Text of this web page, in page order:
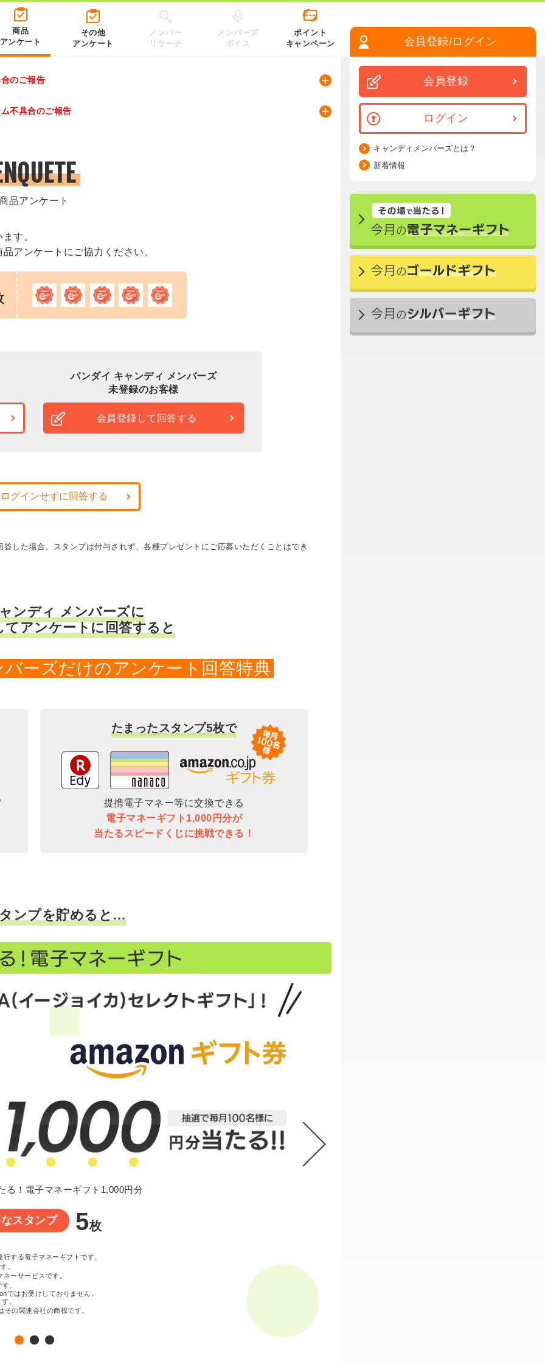
商品
アンケート
その他
アンケート
メンバー
リサーチ
メンバーズ
ボイス
ポイント
キャンペーン
のご報告
不具合のご報告
品アンケート
す。
アンケートにご協力ください。
バンダイ キャンディ メンバーズ
未登録のお客様
会員登録して回答する
グインせずに回答する
した場合、スタンプは付与されず、各種プレゼントにご応募いただくことはでき
ンディ メンバーズに
アンケートに回答すると
ーズだけのアンケート回答特典
たまったスタンプ5枚で
提携電子マネー等に交換できる
電子マネーギフト1,000円分が
当たるスピードくじに挑戦できる！
ンプを貯めると…
る！電子マネーギフト1,000円分
スタンプ 5枚
する電子マネーギフトです。
。
ーサービスです。
。
ではお受けしておりません。
。
の関連会社の商標です。
会員登録/ログイン
会員登録
ログイン
キャンディメンバーズとは？
新着情報